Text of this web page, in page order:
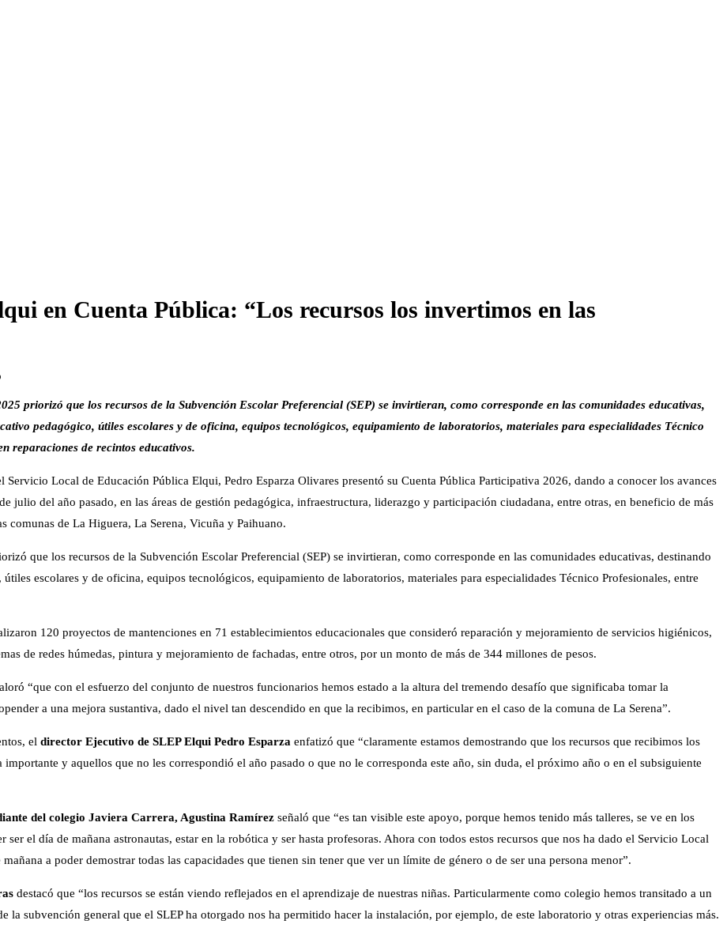
en Cuenta Pública: “Los recursos los invertimos en las
priorizó que los recursos de la Subvención Escolar Preferencial (SEP) se invirtieran, como corresponde en las comunidades educativas,
pedagógico, útiles escolares y de oficina, equipos tecnológicos, equipamiento de laboratorios, materiales para especialidades Técnico
reparaciones de recintos educativos.
Local de Educación Pública Elqui, Pedro Esparza Olivares presentó su Cuenta Pública Participativa 2026, dando a conocer los avances
julio del año pasado, en las áreas de gestión pedagógica, infraestructura, liderazgo y participación ciudadana, entre otras, en beneficio de más
comunas de La Higuera, La Serena, Vicuña y Paihuano.
que los recursos de la Subvención Escolar Preferencial (SEP) se invirtieran, como corresponde en las comunidades educativas, destinando
escolares y de oficina, equipos tecnológicos, equipamiento de laboratorios, materiales para especialidades Técnico Profesionales, entre
120 proyectos de mantenciones en 71 establecimientos educacionales que consideró reparación y mejoramiento de servicios higiénicos,
de redes húmedas, pintura y mejoramiento de fachadas, entre otros, por un monto de más de 344 millones de pesos.
“que con el esfuerzo del conjunto de nuestros funcionarios hemos estado a la altura del tremendo desafío que significaba tomar la
a una mejora sustantiva, dado el nivel tan descendido en que la recibimos, en particular en el caso de la comuna de La Serena”.
el director Ejecutivo de SLEP Elqui Pedro Esparza enfatizó que “claramente estamos demostrando que los recursos que recibimos los
y aquellos que no les correspondió el año pasado o que no le corresponda este año, sin duda, el próximo año o en el subsiguiente
del colegio Javiera Carrera, Agustina Ramírez señaló que “es tan visible este apoyo, porque hemos tenido más talleres, se ve en los
el día de mañana astronautas, estar en la robótica y ser hasta profesoras. Ahora con todos estos recursos que nos ha dado el Servicio Local
a poder demostrar todas las capacidades que tienen sin tener que ver un límite de género o de ser una persona menor”.
destacó que “los recursos se están viendo reflejados en el aprendizaje de nuestras niñas. Particularmente como colegio hemos transitado a un
la subvención general que el SLEP ha otorgado nos ha permitido hacer la instalación, por ejemplo, de este laboratorio y otras experiencias más.